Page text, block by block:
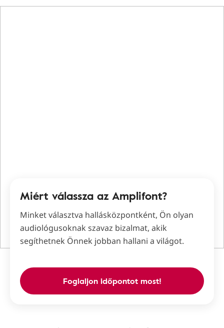
Miért válassza az Amplifont?
Minket választva hallásközpontként, Ön olyan
audiológusoknak szavaz bizalmat, akik
segíthetnek Önnek jobban hallani a világot.
Foglaljon időpontot most!